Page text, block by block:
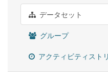
データセット
グループ
アクティビティスト